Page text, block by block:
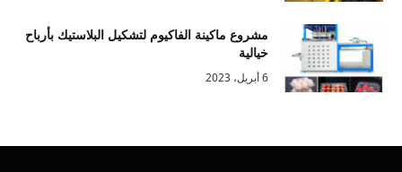
مشروع ماكينة الفاكيوم لتشكيل البلاستيك بأرباح
خيالية
6 أبريل، 2023